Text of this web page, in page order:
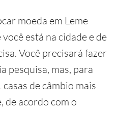
moeda em Leme
está na cidade e de
Você precisará fazer
pesquisa, mas, para
de câmbio mais
de acordo com o